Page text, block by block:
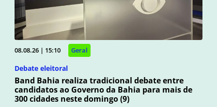
08.08.26 | 15:10 Geral
Debate eleitoral
Band Bahia realiza tradicional debate entre
candidatos ao Governo da Bahia para mais de
300 cidades neste domingo (9)